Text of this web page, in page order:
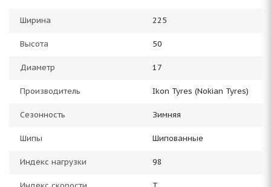
Ширина 225
Высота 50
Диаметр 17
Производитель Ikon Tyres (Nokian Tyres)
Сезонность Зимняя
Шипы Шипованные
Индекс нагрузки 98